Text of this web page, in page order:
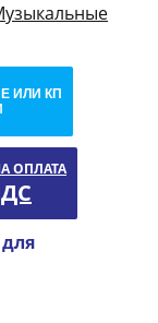
ИЛИ КП
ОПЛАТА